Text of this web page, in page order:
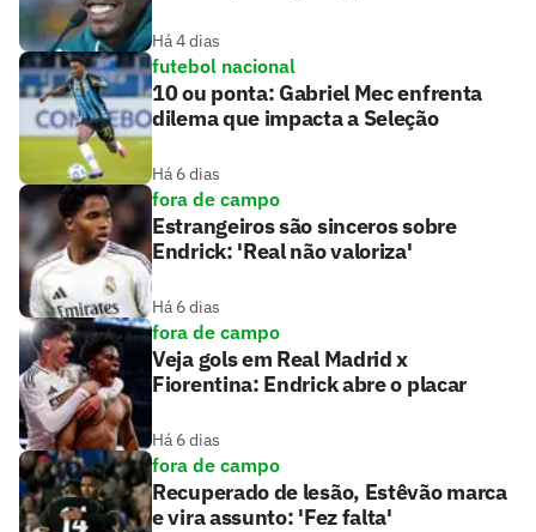
Há 4 dias
futebol nacional
10 ou ponta: Gabriel Mec enfrenta
dilema que impacta a Seleção
Há 6 dias
fora de campo
Estrangeiros são sinceros sobre
Endrick: 'Real não valoriza'
Há 6 dias
fora de campo
Veja gols em Real Madrid x
Fiorentina: Endrick abre o placar
Há 6 dias
fora de campo
Recuperado de lesão, Estêvão marca
e vira assunto: 'Fez falta'